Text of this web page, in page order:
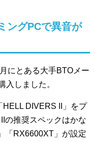
ングPCで異音が
にとある大手BTOメー
入しました。
HELL DIVERS II」をプ
の推奨スペックはかな
「RX6600XT」が設定